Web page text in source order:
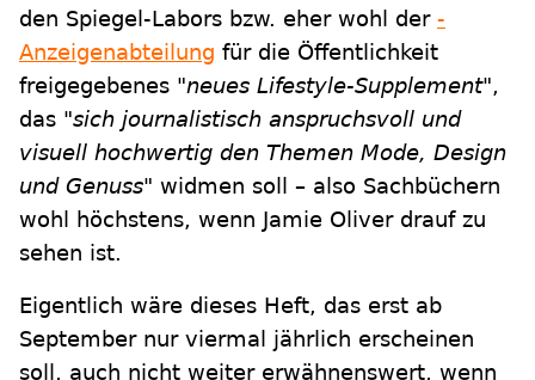
den Spiegel-Labors bzw. eher wohl der -
Anzeigenabteilung für die Öffentlichkeit
freigegebenes "neues Lifestyle-Supplement",
das "sich journalistisch anspruchsvoll und
visuell hochwertig den Themen Mode, Design
und Genuss" widmen soll – also Sachbüchern
wohl höchstens, wenn Jamie Oliver drauf zu
sehen ist.
Eigentlich wäre dieses Heft, das erst ab
September nur viermal jährlich erscheinen
soll, auch nicht weiter erwähnenswert, wenn